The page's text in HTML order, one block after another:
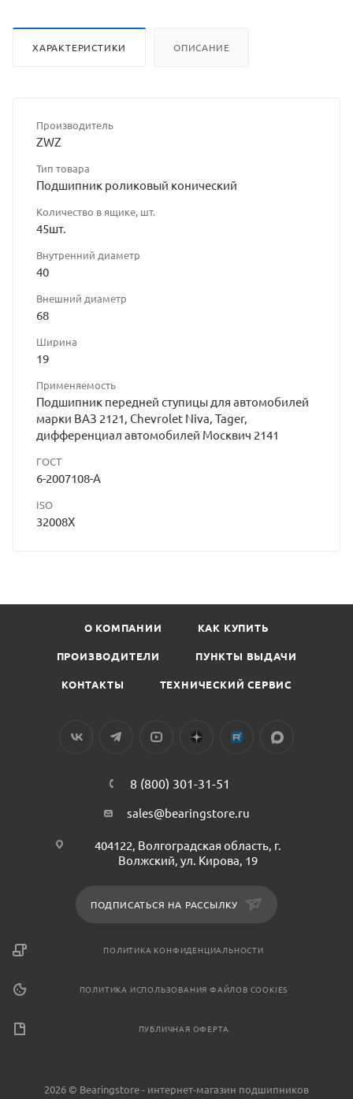
ХАРАКТЕРИСТИКИ ОПИСАНИЕ
Производитель
ZWZ
Тип товара
Подшипник роликовый конический
Количество в ящике, шт.
45шт.
Внутренний диаметр
40
Внешний диаметр
68
Ширина
19
Применяемость
Подшипник передней ступицы для автомобилей
марки ВАЗ 2121, Chevrolet Niva, Tager,
дифференциал автомобилей Москвич 2141
ГОСТ
6-2007108-A
ISO
32008X
О КОМПАНИИ КАК КУПИТЬ
ПРОИЗВОДИТЕЛИ ПУНКТЫ ВЫДАЧИ
КОНТАКТЫ ТЕХНИЧЕСКИЙ СЕРВИС
8 (800) 301-31-51
sales@bearingstore.ru
404122, Волгоградская область, г.
Волжский, ул. Кирова, 19
ПОДПИСАТЬСЯ НА РАССЫЛКУ
ПОЛИТИКА КОНФИДЕНЦИАЛЬНОСТИ
ПОЛИТИКА ИСПОЛЬЗОВАНИЯ ФАЙЛОВ COOKIES
ПУБЛИЧНАЯ ОФЕРТА
2026 © Bearingstore - интернет-магазин подшипников